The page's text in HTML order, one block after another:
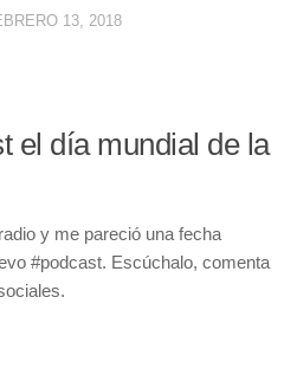
13, 2018
el día mundial de la
y me pareció una fecha
#podcast. Escúchalo, comenta